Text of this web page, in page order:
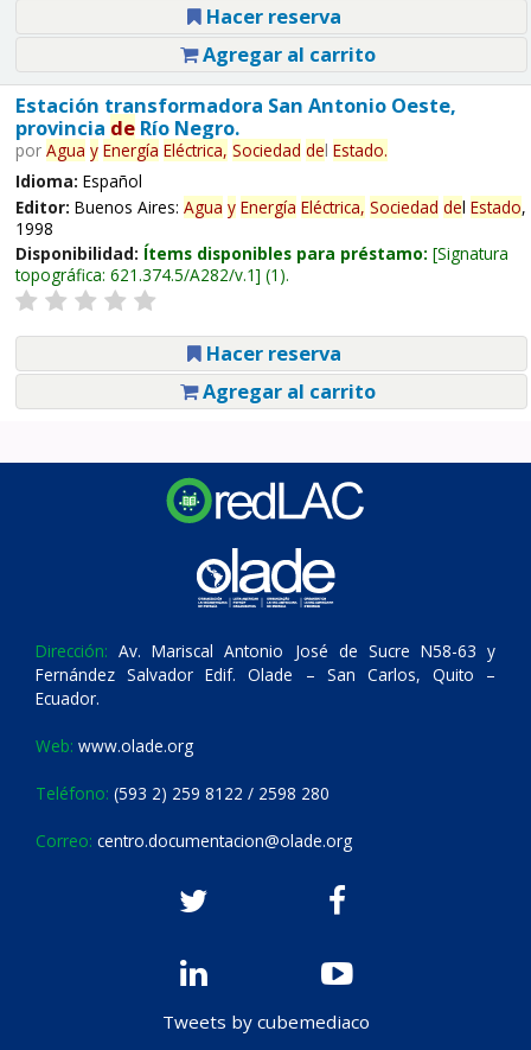
Hacer reserva
Agregar al carrito
Estación transformadora San Antonio Oeste,
provincia deRío Negro.
por Agua y Energía Eléctrica, Sociedad del Estado.
Idioma: Español
Editor: Buenos Aires: Agua y Energía Eléctrica, Sociedad del Estado,
1998
Disponibilidad: Ítems disponibles para préstamo: Signatura
topográfica: 621.374.5/A282/v.1 (1).
Hacer reserva
Agregar al carrito
Dirección: Av. Mariscal Antonio José de Sucre N58-63 y
Fernández Salvador Edif. Olade – San Carlos, Quito –
Ecuador.
Web: www.olade.org
Teléfono: (593 2) 259 8122 / 2598 280
Correo: centro.documentacion@olade.org
Tweets by cubemediaco